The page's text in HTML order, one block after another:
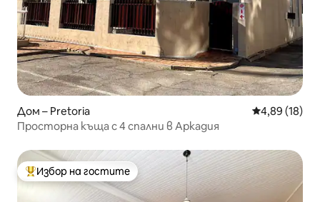
Дом – Pretoria Средна
4,89 (18)
Просторна къща с 4 спални в Аркадия
Най-популярен избор на гостите
Избор на гостите